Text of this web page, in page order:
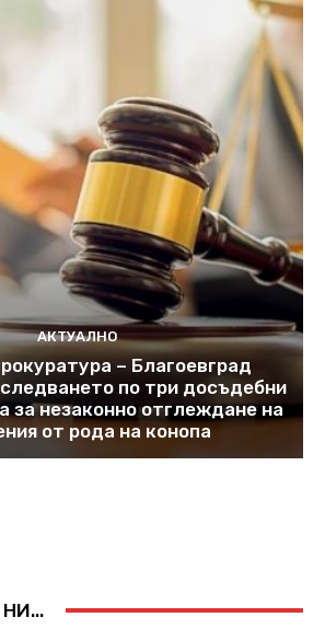
АКТУАЛНО
– Благоевград
по три досъдебни
за незаконно отглеждане на
от рода на конопа